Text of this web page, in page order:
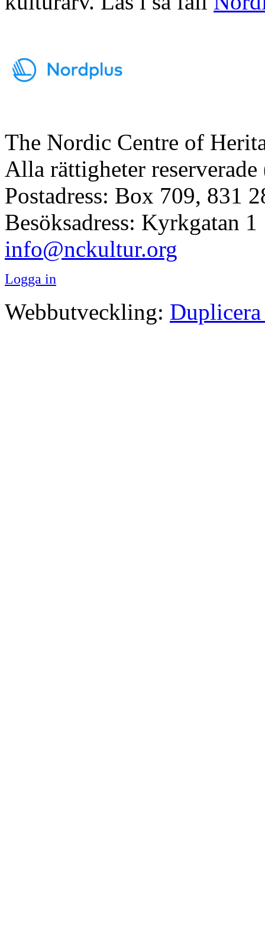
The Nordic Centre of
Alla rättigheter
Postadress: Box 709, 831
Besöksadress: Kyrkgatan 1
info@nckultur.org
Logga in
Webbutveckling: